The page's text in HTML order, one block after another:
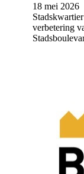
18 mei 2026
verbetering